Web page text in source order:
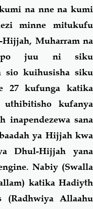
na nne na kumi
minne mitukufu
Muharram na
juu ni siku
sio kuihusisha siku
27 kufunga katika
kufanya
inapendezewa sana
ya Hijjah kwa
Dhul-Hijjah yana
Nabiy (Swalla
katika Hadiyth
Allaahu